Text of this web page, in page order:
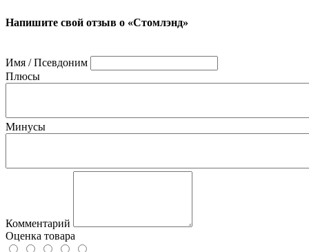
Напишите свой отзыв о «Стомлэнд»
Имя / Псевдоним
Плюсы
Минусы
Комментарий
Оценка товара